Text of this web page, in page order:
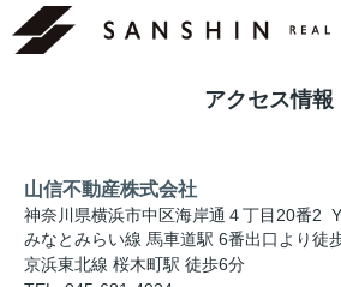
アクセス情報
山信不動産株式会社
神奈川県横浜市中区海岸通４丁目20番2
みなとみらい線 馬車道駅 6番出口より徒
京浜東北線 桜木町駅 徒歩6分